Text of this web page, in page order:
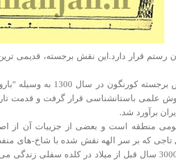
قرار دارد.این نقش برجسته، قدیمی
برآورد شد.
که بر سر الهه نقش شده با شاخ-های
طایفه¬ای از بنی سام که در حدود 3000 سال قبل از میلاد